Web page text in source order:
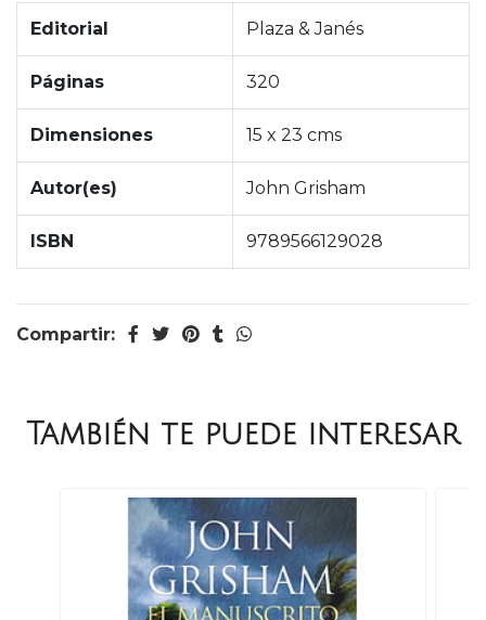
Editorial Plaza & Janés
Páginas 320
Dimensiones 15 x 23 cms
Autor(es) John Grisham
ISBN 9789566129028
Compartir:
También te puede interesar